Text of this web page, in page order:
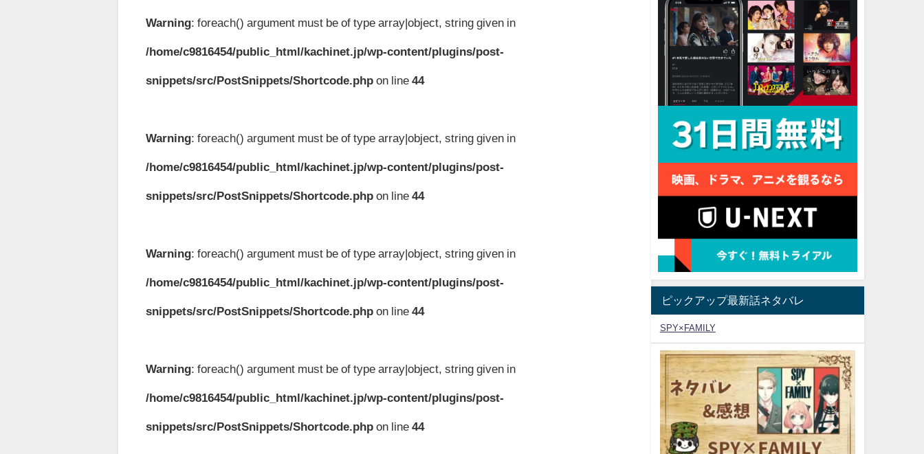
Warning: foreach() argument must be of type array|object, string given in
/home/c9816454/public_html/kachinet.jp/wp-content/plugins/post-
snippets/src/PostSnippets/Shortcode.php on line44
Warning: foreach() argument must be of type array|object, string given in
/home/c9816454/public_html/kachinet.jp/wp-content/plugins/post-
snippets/src/PostSnippets/Shortcode.php on line44
Warning: foreach() argument must be of type array|object, string given in
/home/c9816454/public_html/kachinet.jp/wp-content/plugins/post-
snippets/src/PostSnippets/Shortcode.php on line44
Warning: foreach() argument must be of type array|object, string given in
/home/c9816454/public_html/kachinet.jp/wp-content/plugins/post-
snippets/src/PostSnippets/Shortcode.php on line44
ピックアップ最新話ネタバレ
SPY×FAMILY